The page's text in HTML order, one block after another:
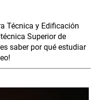
Técnica y Edificación
Superior de
saber por qué estudiar